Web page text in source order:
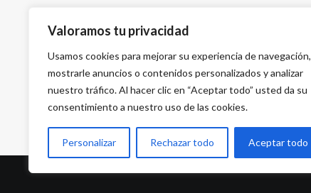
Valoramos tu privacidad
Usamos cookies para mejorar su experiencia de navegación,
mostrarle anuncios o contenidos personalizados y analizar
nuestro tráfico. Al hacer clic en “Aceptar todo” usted da su
consentimiento a nuestro uso de las cookies.
Personalizar Rechazar todo Aceptar todo